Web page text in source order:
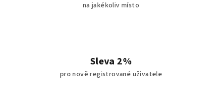
na jakékoliv místo
Sleva 2%
pro nově registrované uživatele